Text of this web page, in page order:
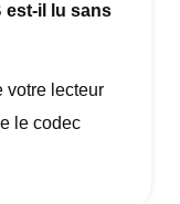
est-il lu sans
votre lecteur
le codec